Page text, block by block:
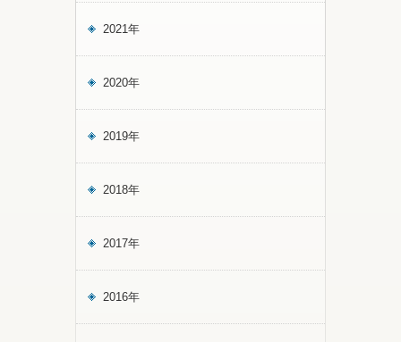
2021年
2020年
2019年
2018年
2017年
2016年